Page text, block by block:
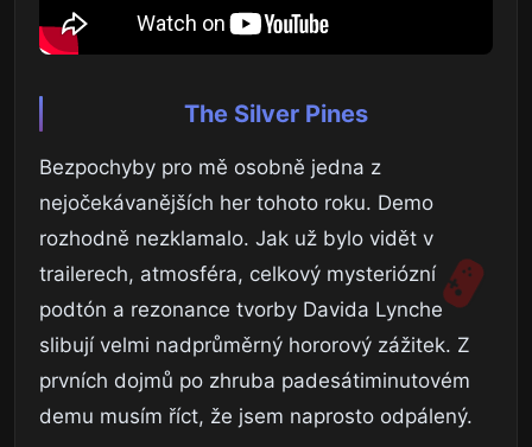
The Silver Pines
Bezpochyby pro mě osobně jedna z
nejočekávanějších her tohoto roku. Demo
rozhodně nezklamalo. Jak už bylo vidět v
trailerech, atmosféra, celkový mysteriózní
podtón a rezonance tvorby Davida Lynche
slibují velmi nadprůměrný hororový zážitek. Z
prvních dojmů po zhruba padesátiminutovém
demu musím říct, že jsem naprosto odpálený.